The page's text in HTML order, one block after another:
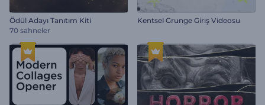
Ödül Adayı Tanıtım Kiti
70 sahneler
Kentsel Grunge Giriş Videosu